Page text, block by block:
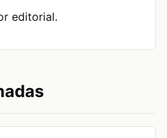
editorial.